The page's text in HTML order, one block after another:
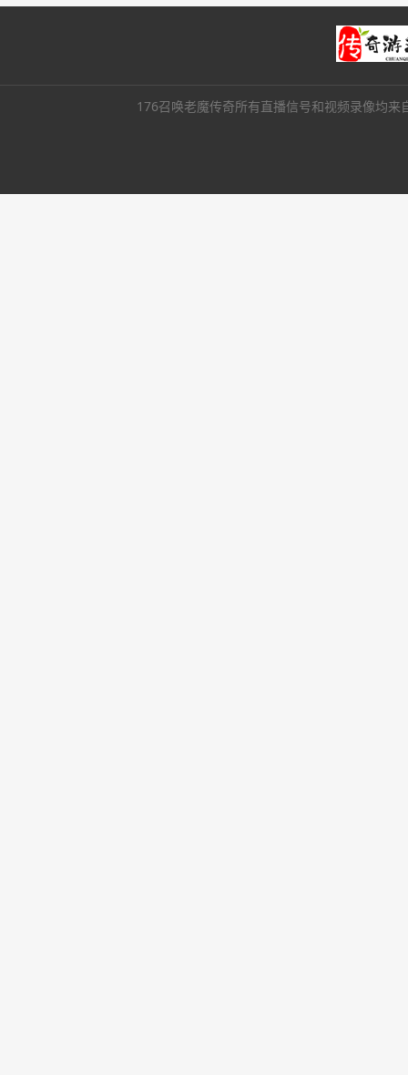
176召唤老魔传奇所有直播信号和视频录像均